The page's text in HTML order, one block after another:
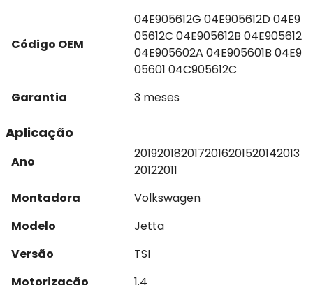
Código OEM
04E905612G 04E905612D 04E9
05612C 04E905612B 04E905612
04E905602A 04E905601B 04E9
05601 04C905612C
Garantia
3 meses
Aplicação
Ano
2019201820172016201520142013
20122011
Montadora
Volkswagen
Modelo
Jetta
Versão
TSI